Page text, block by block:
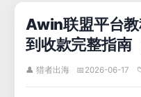
Awin联盟平台
到收款完整指南
👤 猎者出海 📅 2026-06-17